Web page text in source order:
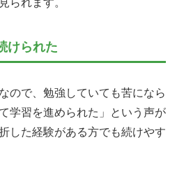
られます。
けられた
ので、勉強していても苦になら
学習を進められた」という声が
した経験がある方でも続けやす